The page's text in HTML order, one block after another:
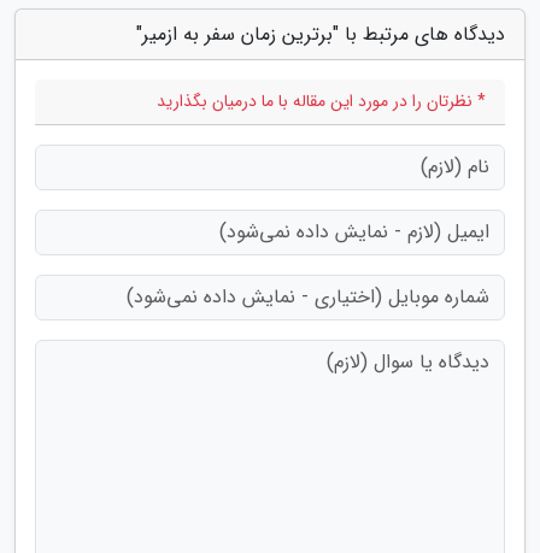
دیدگاه های مرتبط با "برترین زمان سفر به ازمیر"
* نظرتان را در مورد این مقاله با ما درمیان بگذارید